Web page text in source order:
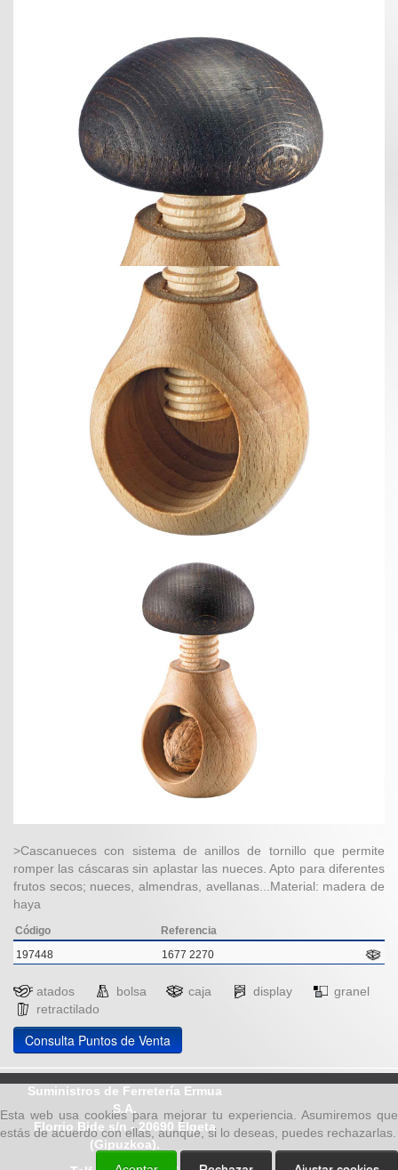
>Cascanueces con sistema de anillos de tornillo que permite
romper las cáscaras sin aplastar las nueces. Apto para diferentes
frutos secos; nueces, almendras, avellanas...Material: madera de
haya
Código Referencia
197448 1677 2270
atados bolsa caja display
granel
retractilado
Consulta Puntos de Venta
Suministros de Ferretería Ermua
S.A.
Elorrio Bide s/n - 20690 Elgeta
(Gipuzkoa).
Esta web usa cookies para mejorar tu experiencia. Asumiremos que
estás de acuerdo con ellas, aunque, si lo deseas, puedes rechazarlas.